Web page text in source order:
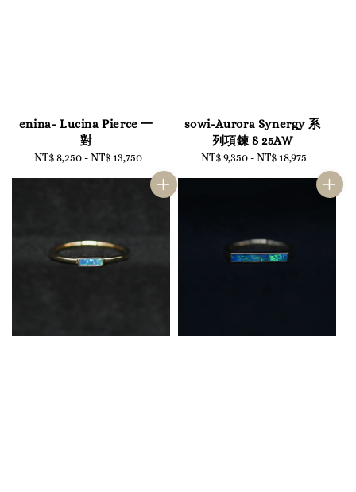
enina- Lucina Pierce 一
對
Regular
NT$ 8,250-NT$ 13,750
sowi-Aurora Synergy 系
列項鍊 S 25AW
Regular
NT$ 9,350 -NT$ 18,975